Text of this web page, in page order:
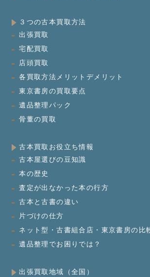
３つの古本買取方法
出張買取
宅配買取
店頭買取
各買取方法メリットデメリット
東京書房の買取要点
遺品整理パック
骨董の買取
古本買取お役立ち情報
古本屋選びの豆知識
本の歴史
査定が出なかった本の行方
古本と古書の違い
片づけの仕方
ネット型・古書組合店・東京書房の比
遺品整理でお困りでは？
出張買取地域（全国）